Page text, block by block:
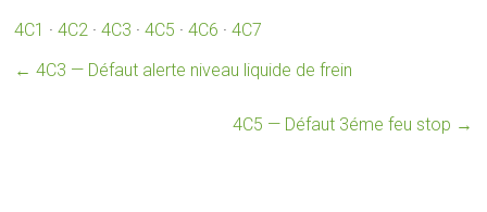
4C1 ·4C2 ·4C3 ·4C5 ·4C6 ·4C7
← 4C3 — Défaut alerte niveau liquide de frein
4C5 — Défaut 3éme feu stop →